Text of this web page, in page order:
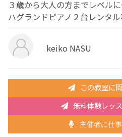
３歳から大人の方までレベル
ハグランドピアノ２台レンタ
keiko NASU
この教室に
無料体験レッ
主催者に仕